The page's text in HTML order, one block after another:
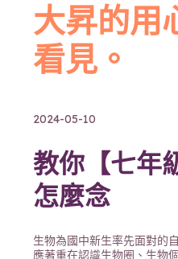
大昇的用
看見。
2024-05-10
教你【七年
怎麼念
生物為國中新生率先面對的
應著重在認識生物圈、生物